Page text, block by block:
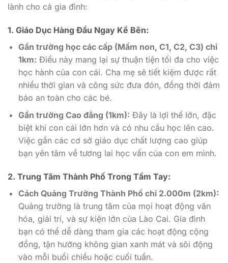
lành cho cả gia đình:
1. Giáo Dục Hàng Đầu Ngay Kề Bên:
Gần trường học các cấp (Mầm non, C1, C2, C3) chỉ
1km: Điều này mang lại sự thuận tiện tối đa cho việc
học hành của con cái. Cha mẹ sẽ tiết kiệm được rất
nhiều thời gian và công sức đưa đón, đồng thời đảm
bảo an toàn cho các bé.
Gần trường Cao đẳng (1km): Đây là lợi thế lớn, đặc
biệt khi con cái lớn hơn và có nhu cầu học lên cao.
Việc gần các cơ sở giáo dục chất lượng cao giúp
bạn yên tâm về tương lai học vấn của con em mình.
2. Trung Tâm Thành Phố Trong Tầm Tay:
Cách Quảng Trường Thành Phố chỉ 2.000m (2km):
Quảng trường là trung tâm của mọi hoạt động văn
hóa, giải trí, và sự kiện lớn của Lào Cai. Gia đình
bạn có thể dễ dàng tham gia các hoạt động cộng
đồng, tận hưởng không gian xanh mát và sôi động
vào mỗi buổi chiều hoặc cuối tuần.